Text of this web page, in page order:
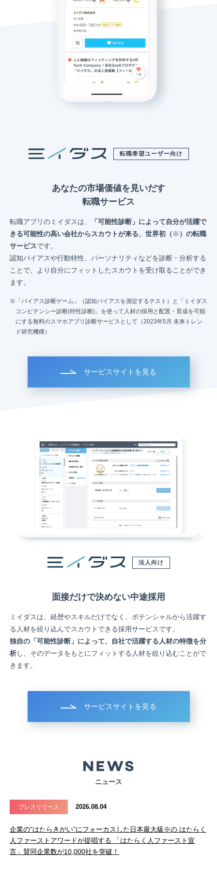
転職希望ユーザー向け
あなたの市場価値を見いだす
転職サービス
転職アプリのミイダスは、
「可能性診断」によって自分が活躍で
きる可能性の高い会社からスカウトが来る、世界初（※ ）の転職
サービスです。
認知バイアスや行動特性、パーソナリティなどを診断・分析する
ことで、より自分にフィットしたスカウトを受け取ることができ
ます。
「バイアス診断ゲーム」（認知バイアスを測定するテスト）と「ミイダス
コンピテンシー診断(特性診断)」を使って人材の採用と配置・育成を可能
にする無料のスマホアプリ診断サービスとして（2023年5月 未来トレン
ド研究機構）
サービスサイトを見る
法人向け
面接だけで決めない中途採用
ミイダスは、経歴やスキルだけでなく、ポテンシャルから活躍す
る人材を絞り込んでスカウトできる採用サービスです。
独自の「可能性診断」によって、自社で活躍する人材の特徴を分
析し、そのデータをもとにフィットする人材を絞り込むことがで
きます。
サービスサイトを見る
ニュース
プレスリリース 2026.08.04
企業の“はたらきがい”にフォーカスした日本最大級※の はたらく
人ファーストアワードが提唱する 「はたらく人ファースト宣
言」賛同企業数が10,000社を突破！